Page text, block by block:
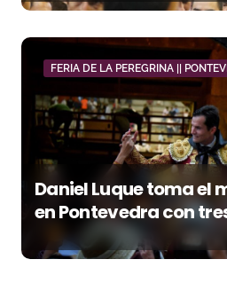
FERIA DE LA PEREGRINA ||
Daniel Luque toma el
en Pontevedra con
y una Puerta Grande